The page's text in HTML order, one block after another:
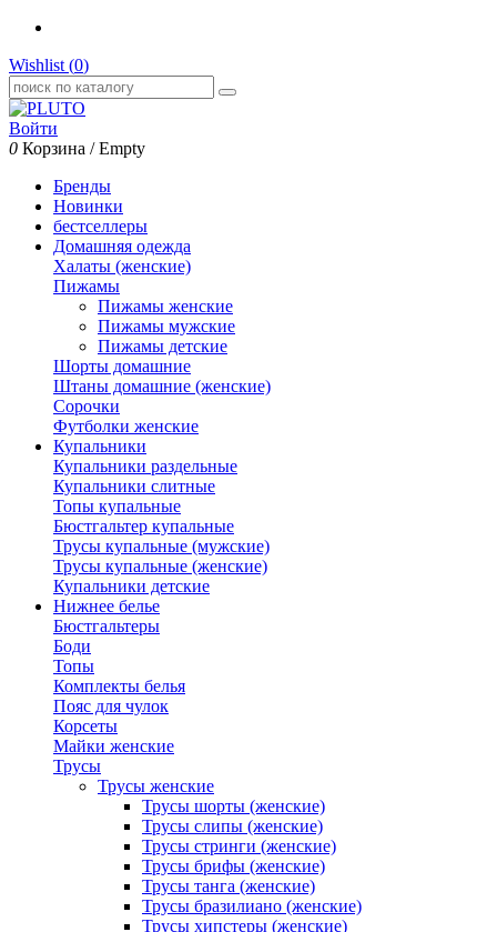
Wishlist (0)
Войти
0 Корзина /Empty
Бренды
Новинки
бестселлеры
Домашняя одежда
Халаты (женские)
Пижамы
Пижамы женские
Пижамы мужские
Пижамы детские
Шорты домашние
Штаны домашние (женские)
Сорочки
Футболки женские
Купальники
Купальники раздельные
Купальники слитные
Топы купальные
Бюстгальтер купальные
Трусы купальные (мужские)
Трусы купальные (женские)
Купальники детские
Нижнее белье
Бюстгальтеры
Боди
Топы
Комплекты белья
Пояс для чулок
Корсеты
Майки женские
Трусы
Трусы женские
Трусы шорты (женские)
Трусы слипы (женские)
Трусы стринги (женские)
Трусы брифы (женские)
Трусы танга (женские)
Трусы бразилиано (женские)
Трусы хипстеры (женские)